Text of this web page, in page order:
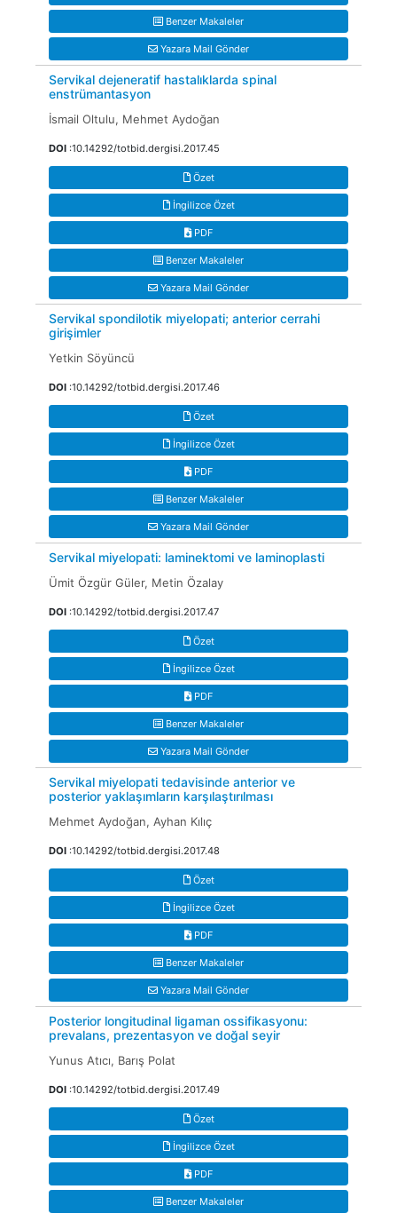
Benzer Makaleler
Yazara Mail Gönder
Servikal dejeneratif hastalıklarda spinal
enstrümantasyon
İsmail Oltulu, Mehmet Aydoğan
DOI :10.14292/totbid.dergisi.2017.45
Özet
İngilizce Özet
PDF
Benzer Makaleler
Yazara Mail Gönder
Servikal spondilotik miyelopati; anterior cerrahi
girişimler
Yetkin Söyüncü
DOI :10.14292/totbid.dergisi.2017.46
Özet
İngilizce Özet
PDF
Benzer Makaleler
Yazara Mail Gönder
Servikal miyelopati: laminektomi ve laminoplasti
Ümit Özgür Güler, Metin Özalay
DOI :10.14292/totbid.dergisi.2017.47
Özet
İngilizce Özet
PDF
Benzer Makaleler
Yazara Mail Gönder
Servikal miyelopati tedavisinde anterior ve
posterior yaklaşımların karşılaştırılması
Mehmet Aydoğan, Ayhan Kılıç
DOI :10.14292/totbid.dergisi.2017.48
Özet
İngilizce Özet
PDF
Benzer Makaleler
Yazara Mail Gönder
Posterior longitudinal ligaman ossifikasyonu:
prevalans, prezentasyon ve doğal seyir
Yunus Atıcı, Barış Polat
DOI :10.14292/totbid.dergisi.2017.49
Özet
İngilizce Özet
PDF
Benzer Makaleler